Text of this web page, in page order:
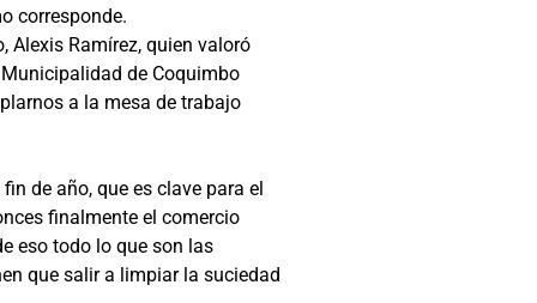
corresponde.
Alexis Ramírez, quien valoró
de Coquimbo
a la mesa de trabajo
de año, que es clave para el
finalmente el comercio
eso todo lo que son las
que salir a limpiar la suciedad